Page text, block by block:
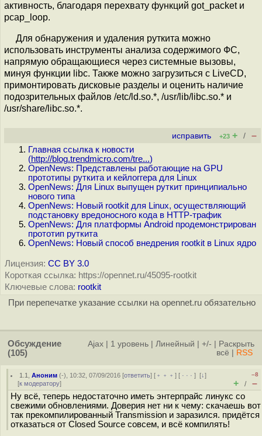
активность, благодаря перехвату функций got_packet и
pcap_loop.
Для обнаружения и удаления руткита можно
использовать инструменты анализа содержимого ФС,
напрямую обращающиеся через системные вызовы,
минуя функции libc. Также можно загрузиться c LiveCD,
примонтировать дисковые разделы и оценить наличие
подозрительных файлов /etc/ld.so.*, /usr/lib/libc.so.* и
/usr/share/libc.so.*.
исправить +23 + / –
Главная ссылка к новости
(http://blog.trendmicro.com/tre...)
OpenNews: Представлены работающие на GPU
прототипы руткита и кейлоггера для Linux
OpenNews: Для Linux выпущен руткит принципиально
нового типа
OpenNews: Новый rootkit для Linux, осуществляющий
подстановку вредоносного кода в HTTP-трафик
OpenNews: Для платформы Android продемонстрирован
прототип руткита
OpenNews: Новый способ внедрения rootkit в Linux ядро
Лицензия: CC BY 3.0
Короткая ссылка: https://opennet.ru/45095-rootkit
Ключевые слова: rootkit
При перепечатке указание ссылки на opennet.ru обязательно
Обсуждение
(105)
Ajax 1 уровень Линейный +/-
Раскрыть
всё
RSS
1.1 ,Аноним (-), 10:32, 07/09/2016 [ответить] [ ﹢﹢﹢] [ · · ·][↓]
[к модератору]
–8
+ / –
Ну всё, теперь недостаточно иметь энтерпрайс линукс со
свежими обновлениями. Доверия нет ни к чему: скачаешь вот
так прекомпилированный Transmission и заразился. придётся
отказаться от Closed Source совсем, и всё компилять!